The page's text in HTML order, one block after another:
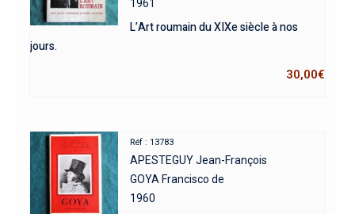
1961
L’Art roumain du XIXe siècle à nos
jours.
30,00€
Réf : 13783
APESTEGUY Jean-François
GOYA Francisco de
1960